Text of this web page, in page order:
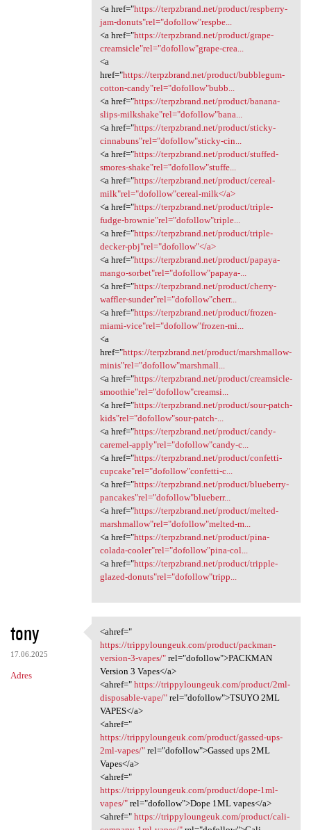
<a href="https://terpzbrand.net/product/respberry-
jam-donuts"rel="dofollow"respbe...
<a href="https://terpzbrand.net/product/grape-
creamsicle"rel="dofollow"grape-crea...
<a
href="https://terpzbrand.net/product/bubblegum-
cotton-candy"rel="dofollow"bubb...
<a href="https://terpzbrand.net/product/banana-
slips-milkshake"rel="dofollow"bana...
<a href="https://terpzbrand.net/product/sticky-
cinnabuns"rel="dofollow"sticky-cin...
<a href="https://terpzbrand.net/product/stuffed-
smores-shake"rel="dofollow"stuffe...
<a href="https://terpzbrand.net/product/cereal-
milk"rel="dofollow"cereal-milk</a>
<a href="https://terpzbrand.net/product/triple-
fudge-brownie"rel="dofollow"triple...
<a href="https://terpzbrand.net/product/triple-
decker-pbj"rel="dofollow"</a>
<a href="https://terpzbrand.net/product/papaya-
mango-sorbet"rel="dofollow"papaya-...
<a href="https://terpzbrand.net/product/cherry-
waffler-sunder"rel="dofollow"cherr...
<a href="https://terpzbrand.net/product/frozen-
miami-vice"rel="dofollow"frozen-mi...
<a
href="https://terpzbrand.net/product/marshmallow-
minis"rel="dofollow"marshmall...
<a href="https://terpzbrand.net/product/creamsicle-
smoothie"rel="dofollow"creamsi...
<a href="https://terpzbrand.net/product/sour-patch-
kids"rel="dofollow"sour-patch-...
<a href="https://terpzbrand.net/product/candy-
caremel-apply"rel="dofollow"candy-c...
<a href="https://terpzbrand.net/product/confetti-
cupcake"rel="dofollow"confetti-c...
<a href="https://terpzbrand.net/product/blueberry-
pancakes"rel="dofollow"blueberr...
<a href="https://terpzbrand.net/product/melted-
marshmallow"rel="dofollow"melted-m...
<a href="https://terpzbrand.net/product/pina-
colada-cooler"rel="dofollow"pina-col...
<a href="https://terpzbrand.net/product/tripple-
glazed-donuts"rel="dofollow"tripp...
tony
17.06.2025
Adres
<ahref=" https:/
<ahref="
https://trippyloungeuk.com/product/packman-
version-3-vapes/"rel="dofollow">PACKMAN
Version 3 Vapes</a>
<ahref=" https://trippyloungeuk.com/product/2ml-
disposable-vape/"rel="dofollow">TSUYO 2ML
VAPES</a>
<ahref="
https://trippyloungeuk.com/product/gassed-ups-
2ml-vapes/"rel="dofollow">Gassed ups 2ML
Vapes</a>
<ahref="
https://trippyloungeuk.com/product/dope-1ml-
vapes/"rel="dofollow">Dope 1ML vapes</a>
<ahref=" https://trippyloungeuk.com/product/cali-